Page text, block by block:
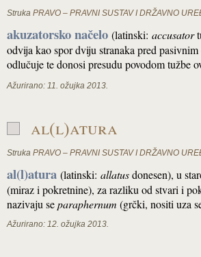
Struka PRAVO – PRAVNI SUSTAV I DRŽAVNO
akuzatorsko načelo (latinski: accusator
odvija kao spor dviju stranaka pred
odlučuje te donosi presudu povodom tužbe
Ažurirano: 11. ožujka 2013.
al(l)atura
Struka PRAVO – PRAVNI SUSTAV I DRŽAVNO
al(l)atura (latinski: allatusdonesen), u
(miraz i pokretnine), za razliku od stvari i
nazivaju separaphernum (grčki, nositi uza
Ažurirano: 12. ožujka 2013.